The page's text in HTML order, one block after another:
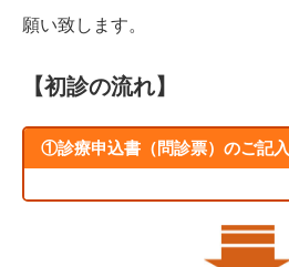
願い致します。
【初診の流れ】
①診療申込書（問診票）のご記入